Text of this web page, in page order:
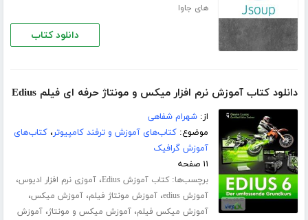
های جاوا
دانلود کتاب
دانلود کتاب آموزش نرم افزار میکس و مونتاژ حرفه ای فیلم Edius
از:شهرام شفاهی
موضوع:کتاب‌های آموزش و ترفند کامپیوتر،کتاب‌های
آموزش گرافیک
۱۱ صفحه
برچسب‌ها:کتاب آموزش Edius ،آموزی نرم افزار ادیوس،
آموزش edius ،آموزش مونتاژ فیلم،آموزش میکس،
آموزش میکس فیلم،آموزش میکس و مونتاژ،آموزش